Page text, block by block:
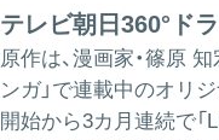
テレビ朝日360°ド
原作は、漫画家・篠原
ンガ」で連載中のオリ
開始から3カ月連続で